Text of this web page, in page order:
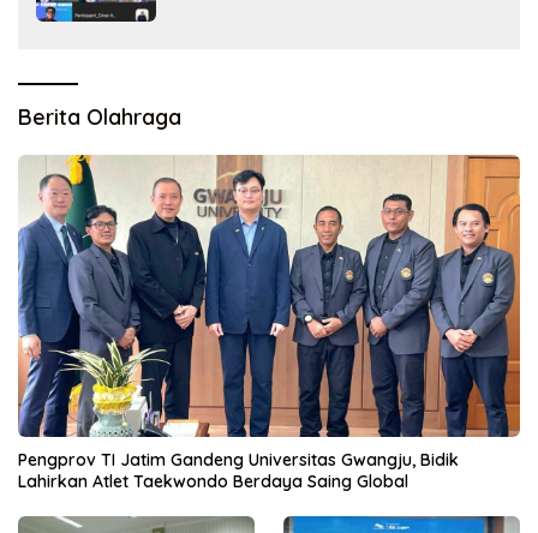
Berita Olahraga
Pengprov TI Jatim Gandeng Universitas Gwangju, Bidik
Lahirkan Atlet Taekwondo Berdaya Saing Global